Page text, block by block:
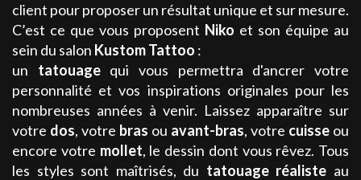
client pour proposer un résultat unique et sur mesure.
C’est ce que vous proposent Niko et son équipe au
sein du salon Kustom Tattoo :
un tatouagequi vous permettra d'ancrer votre
personnalité et vos inspirations originales pour les
nombreuses années à venir. Laissez apparaître sur
votre dos, votre bras ou avant-bras, votre cuisse ou
encore votre mollet, le dessin dont vous rêvez. Tous
les styles sont maîtrisés, du tatouage réaliste au